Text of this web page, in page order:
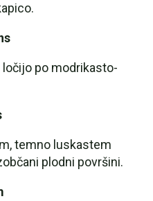
po modrikasto-
temno luskastem
plodni površini.